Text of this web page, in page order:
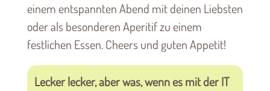
einem entspannten Abend mit deinen Liebsten
oder als besonderen Aperitif zu einem
festlichen Essen. Cheers und guten Appetit!
Lecker lecker, aber was, wenn es mit der IT